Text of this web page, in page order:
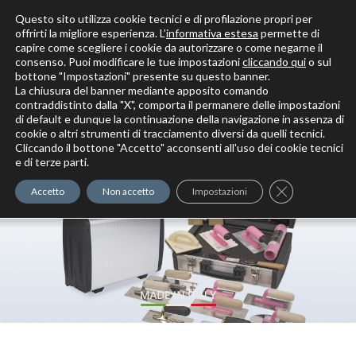
Solo per veri decoratori
Elite Pro
Questo sito utilizza cookie tecnici e di profilazione propri per
offrirti la migliore esperienza. L’informativa estesa permette di
capire come scegliere i cookie da autorizzare o come negarne il
consenso. Puoi modificare le tue impostazionicliccando quio sul
bottone "Impostazioni" presente su questo banner.
La chiusura del banner mediante apposito comando
contraddistinto dalla "X", comporta il permanere delle impostazioni
di default e dunque la continuazione della navigazione in assenza di
cookie o altri strumenti di tracciamento diversi da quelli tecnici.
Cliccando il bottone "Accetto" acconsenti all'uso dei cookie tecnici
e di terze parti.
Accetto Non accetto Impostazioni Close GDPR